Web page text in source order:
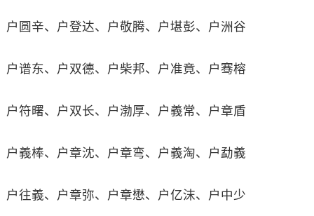
户圆辛、户登达、户敬腾、户堪彭、户洲谷
户谱东、户双德、户柴邦、户准竟、户骞榕
户符曙、户双长、户渤厚、户義常、户章盾
户義棒、户章沈、户章弯、户義淘、户勐義
户往義、户章弥、户章懋、户亿沫、户中少